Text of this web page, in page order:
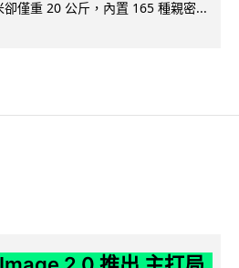
僅重 20 公斤，內置 165 種親密...